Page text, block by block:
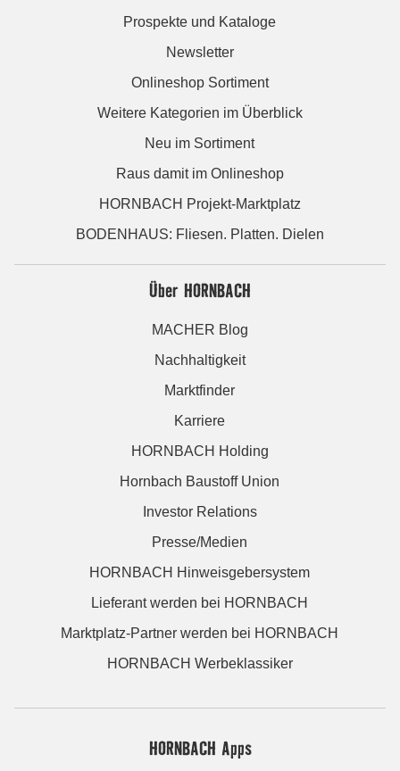
Prospekte und Kataloge
Newsletter
Onlineshop Sortiment
Weitere Kategorien im Überblick
Neu im Sortiment
Raus damit im Onlineshop
HORNBACH Projekt-Marktplatz
BODENHAUS: Fliesen. Platten. Dielen
Über HORNBACH
MACHER Blog
Nachhaltigkeit
Marktfinder
Karriere
HORNBACH Holding
Hornbach Baustoff Union
Investor Relations
Presse/Medien
HORNBACH Hinweisgebersystem
Lieferant werden bei HORNBACH
Marktplatz-Partner werden bei HORNBACH
HORNBACH Werbeklassiker
HORNBACH Apps